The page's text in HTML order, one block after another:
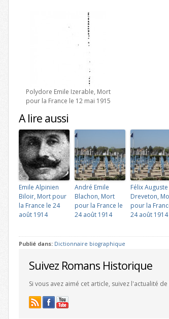
Polydore Emile Izerable, Mort
pour la France le 12 mai 1915
A lire aussi
Emile Alpinien
Biloir, Mort pour
la France le 24
août 1914
André Emile
Blachon, Mort
pour la France le
24 août 1914
Félix Auguste
Dreveton,
pour la
24 août 1914
Publié dans: Dictionnaire biographique
Suivez Romans Historique
Si vous avez aimé cet article, suivez l'actualité